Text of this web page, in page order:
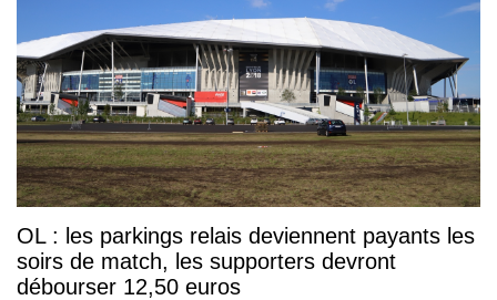
OL : les parkings relais deviennent payants les
soirs de match, les supporters devront
débourser 12,50 euros